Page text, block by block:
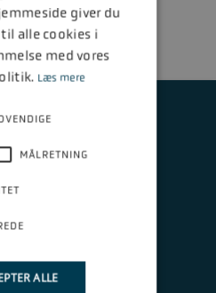
giver du
alle cookies i
med vores
Læs mere
MÅLRETNING
ALLE